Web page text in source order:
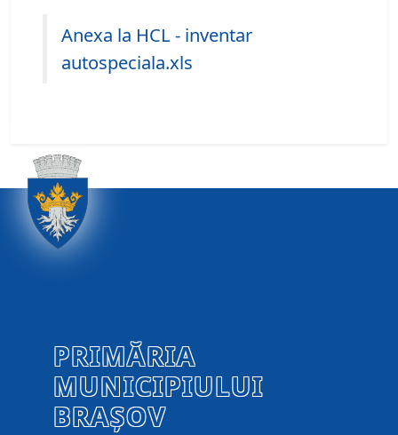
Anexa la HCL - inventar
autospeciala.xls
PRIMĂRIA
MUNICIPIULUI
BRAȘOV